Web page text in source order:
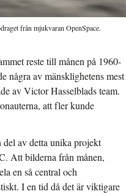
från mjukvaran OpenSpace.
reste till månen på 1960-
några av mänsklighetens mest
av Victor Hasselblads team.
att fler kunde
av detta unika projekt
Att bilderna från månen,
en så central och
I en tid då det är viktigare